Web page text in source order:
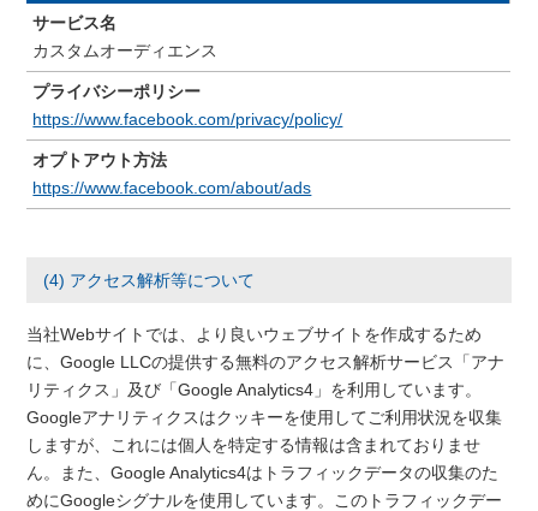
サービス名
カスタムオーディエンス
プライバシーポリシー
https://www.facebook.com/privacy/policy/
オプトアウト方法
https://www.facebook.com/about/ads
(4) アクセス解析等について
当社Webサイトでは、より良いウェブサイトを作成するため
に、Google LLCの提供する無料のアクセス解析サービス「アナ
リティクス」及び「Google Analytics4」を利用しています。
Googleアナリティクスはクッキーを使用してご利用状況を収集
しますが、これには個人を特定する情報は含まれておりませ
ん。また、Google Analytics4はトラフィックデータの収集のた
めにGoogleシグナルを使用しています。このトラフィックデー